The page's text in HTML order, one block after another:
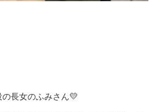
長女のふみさん💛